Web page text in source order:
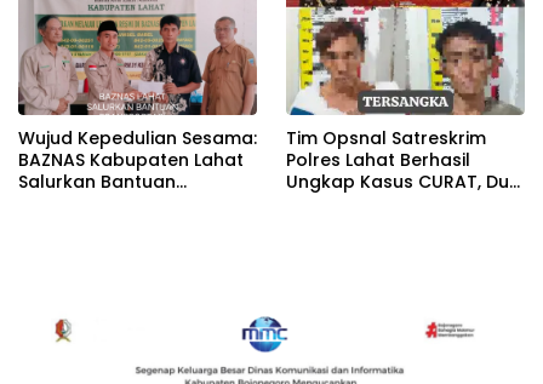
Wujud Kepedulian Sesama:
BAZNAS Kabupaten Lahat
Salurkan Bantuan
Tim Opsnal Satreskrim
Polres Lahat Berhasil
Ungkap Kasus CURAT, Dua